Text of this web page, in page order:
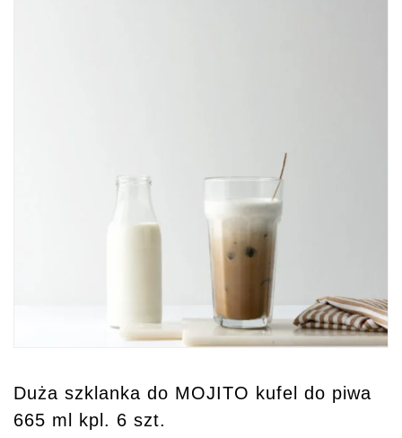
Duża szklanka do MOJITO kufel do piwa
665 ml kpl. 6 szt.